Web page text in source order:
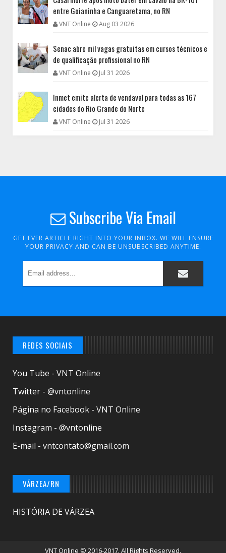
entre Goianinha e Canguaretama, no RN
VNT Online Aug 03 2026
Senac abre mil vagas gratuitas em cursos técnicos e
de qualificação profissional no RN
VNT Online Jul 31 2026
Inmet emite alerta de vendaval para todas as 167
cidades do Rio Grande do Norte
VNT Online Jul 31 2026
Subscribe Via Email
GET EVER ARTICLE RIGHT INTO YOUR INBOX. WE WILL ENSURE
YOUR PRIVACY AND CAN BE UNSUBSCRIBED ANYTIME.
REDES SOCIAIS
You Tube - VNT Online
Twitter - @vntonline
Página no Facebook - VNT Online
Instagram - @vntonline
E-mail - vntcontato@gmail.com
VÁRZEA/RN
HISTÓRIA DE VÁRZEA
VNT Online © 2016-2017. All Rights Reserved.